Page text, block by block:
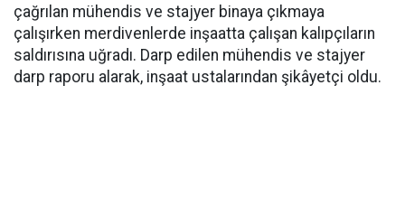
çağrılan mühendis ve stajyer binaya çıkmaya
çalışırken merdivenlerde inşaatta çalışan kalıpçıların
saldırısına uğradı. Darp edilen mühendis ve stajyer
darp raporu alarak, inşaat ustalarından şikâyetçi oldu.